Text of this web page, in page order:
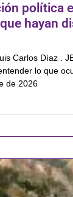
política
hayan
Carlos Díaz .
lo que
de 2026